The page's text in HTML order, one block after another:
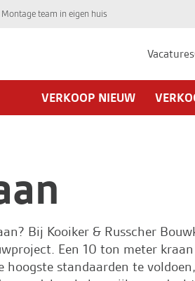
Montage team in eigen huis
Vacatures
VERKOOP NIEUW
Bij Kooiker & Russcher
Een 10 ton meter
standaarden te